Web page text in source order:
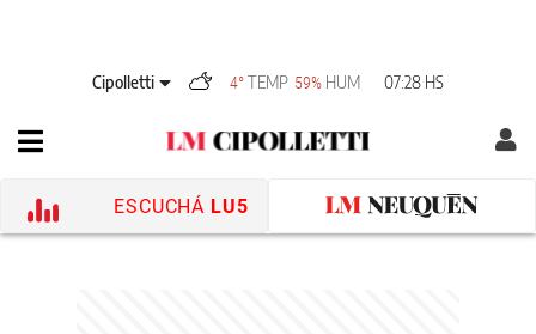
Cipolletti 4°TEMP 59% HUM 07:28 HS
ESCUCHÁ LU5